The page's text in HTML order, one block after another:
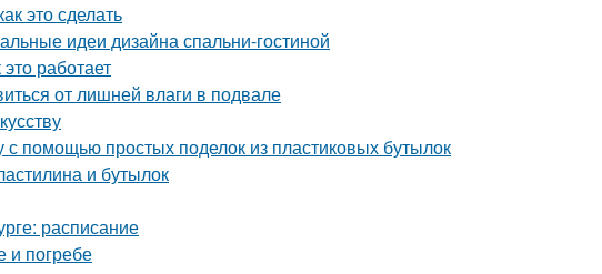
это сделать
идеи дизайна спальни-гостиной
работает
от лишней влаги в подвале
помощью простых поделок из пластиковых бутылок
и бутылок
расписание
и погребе